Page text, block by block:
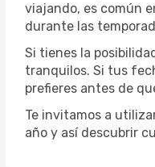
viajando, es común
durante las
Si tienes la
tranquilos. Si tus
prefieres antes de
Te invitamos a
año y así descubrir